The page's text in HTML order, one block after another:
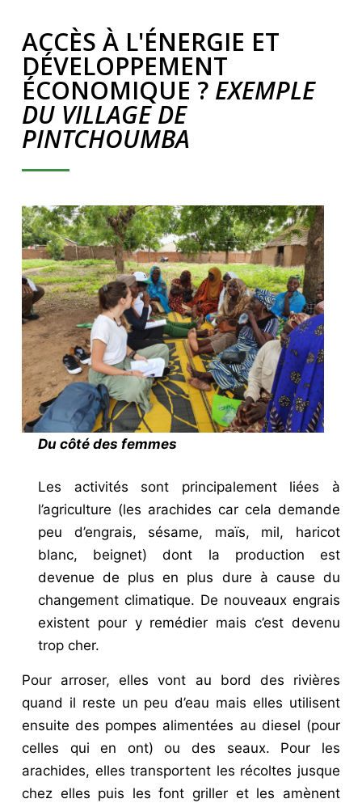
ACCÈS À L'ÉNERGIE ET
DÉVELOPPEMENT
ÉCONOMIQUE ? EXEMPLE
DU VILLAGE DE
PINTCHOUMBA
Du côté des femmes
Les activités sont principalement liées à
l’agriculture (les arachides car cela demande
peu d’engrais, sésame, maïs, mil, haricot
blanc, beignet) dont la production est
devenue de plus en plus dure à cause du
changement climatique. De nouveaux engrais
existent pour y remédier mais c’est devenu
trop cher.
Pour arroser, elles vont au bord des rivières
quand il reste un peu d’eau mais elles utilisent
ensuite des pompes alimentées au diesel (pour
celles qui en ont) ou des seaux. Pour les
arachides, elles transportent les récoltes jusque
chez elles puis les font griller et les amènent